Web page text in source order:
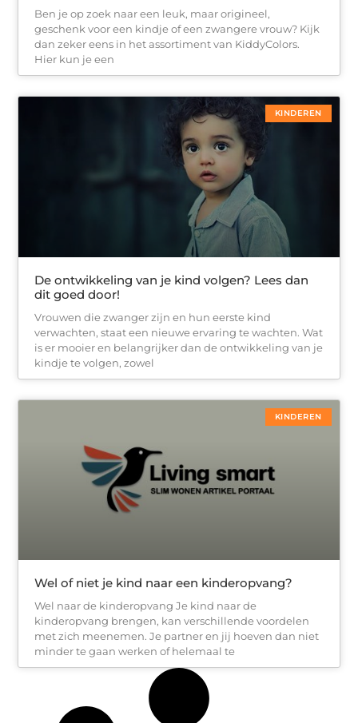
Ben je op zoek naar een leuk, maar origineel,
geschenk voor een kindje of een zwangere vrouw? Kijk
dan zeker eens in het assortiment van KiddyColors.
Hier kun je een
KINDEREN
De ontwikkeling van je kind volgen? Lees dan
dit goed door!
Vrouwen die zwanger zijn en hun eerste kind
verwachten, staat een nieuwe ervaring te wachten. Wat
is er mooier en belangrijker dan de ontwikkeling van je
kindje te volgen, zowel
KINDEREN
Wel of niet je kind naar een kinderopvang?
Wel naar de kinderopvang Je kind naar de
kinderopvang brengen, kan verschillende voordelen
met zich meenemen. Je partner en jij hoeven dan niet
minder te gaan werken of helemaal te